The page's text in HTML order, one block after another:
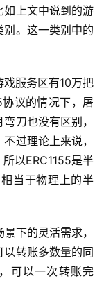
如上文中说到的游
。这一类别中的
服务区有10万把
议的情况下，屠
刀也没有区别，
过理论上来说，
以ERC1155是半
当于物理上的半
下的灵活需求，
转账多数量的同
可以一次转账完